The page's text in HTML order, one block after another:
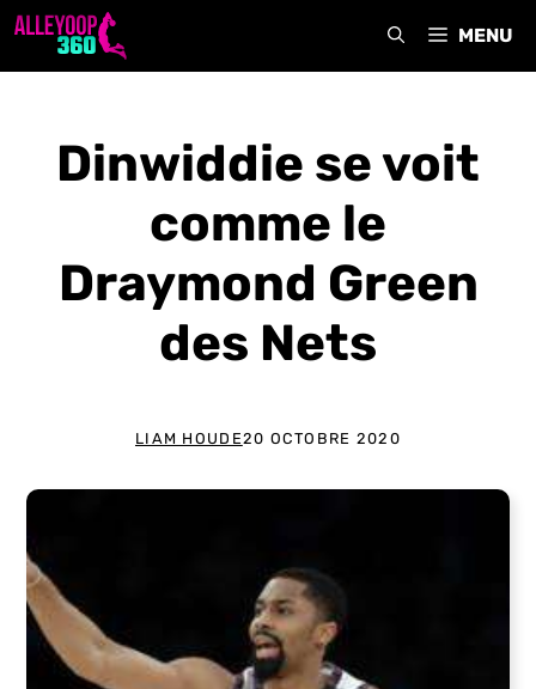
Aller
MENU
Dinwiddie se voit
comme le
Draymond Green
des Nets
LIAM HOUDE20 OCTOBRE 2020